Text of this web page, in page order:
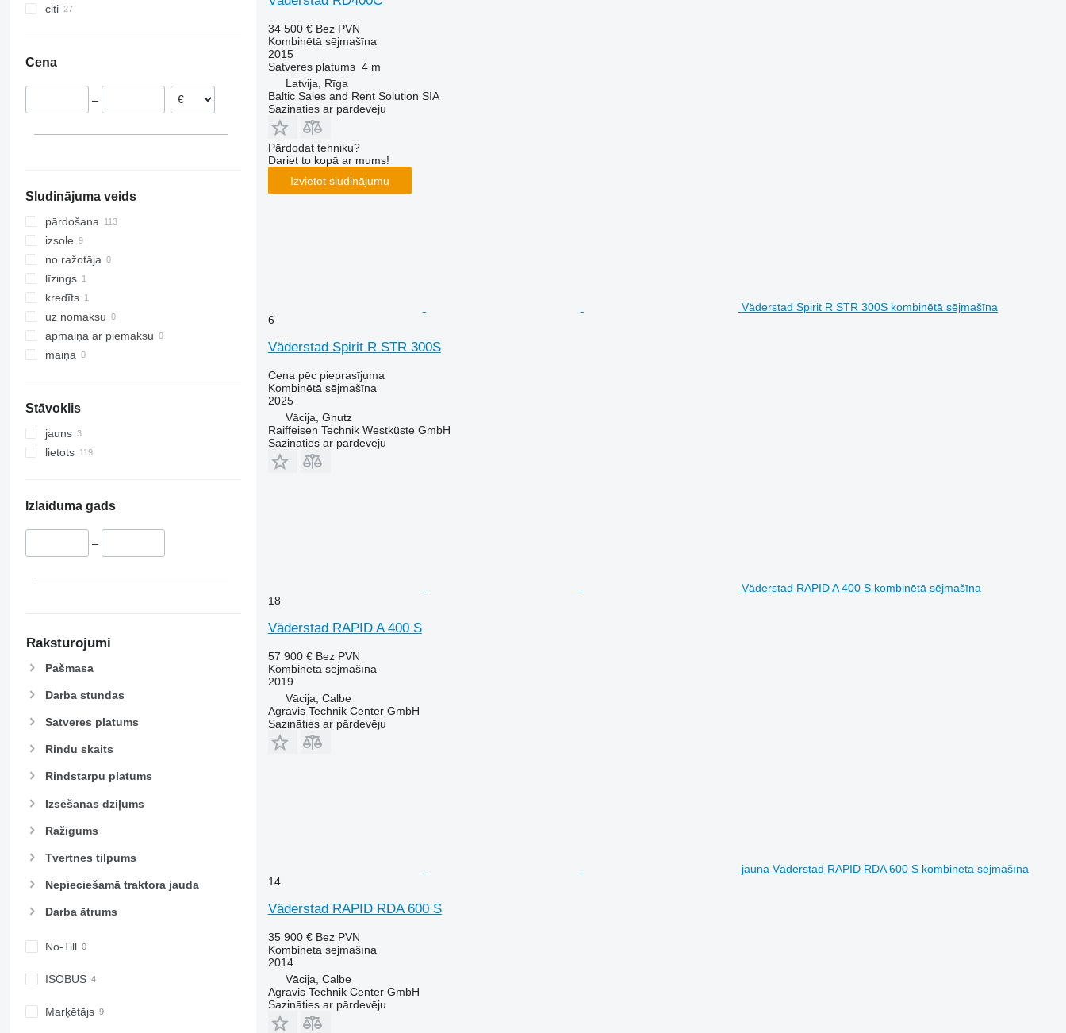
Lielbritānija
Bulgārija
citi
Cena
–
Sludinājuma veids
pārdošana
izsole
no ražotāja
līzings
kredīts
uz nomaksu
apmaiņa ar piemaksu
maiņa
Stāvoklis
jauns
lietots
Izlaiduma gads
–
Raksturojumi
Pašmasa
Darba stundas
Satveres platums
Rindu skaits
Rindstarpu platums
Izsēšanas dziļums
Ražīgums
Tvertnes tilpums
Nepieciešamā traktora jauda
Darba ātrums
No-Till
ISOBUS
Marķētājs
34 500 € Bez PVN
Kombinētā sējmašīna
2015
Satveres platums 4 m
Latvija, Rīga
Baltic Sales and Rent Solution SIA
Sazināties ar pārdevēju
Pārdodat tehniku?
Dariet to kopā ar mums!
Izvietot sludinājumu
Väderstad Spirit R STR 300S kombinētā sējmašīna
6
Väderstad Spirit R STR 300S
Cena pēc pieprasījuma
Kombinētā sējmašīna
2025
Vācija, Gnutz
Raiffeisen Technik Westküste GmbH
Sazināties ar pārdevēju
Väderstad RAPID A 400 S kombinētā sējmašīna
18
Väderstad RAPID A 400 S
57 900 € Bez PVN
Kombinētā sējmašīna
2019
Vācija, Calbe
Agravis Technik Center GmbH
Sazināties ar pārdevēju
jauna Väderstad RAPID RDA 600 S kombinētā sējmašīna
14
Väderstad RAPID RDA 600 S
35 900 € Bez PVN
Kombinētā sējmašīna
2014
Vācija, Calbe
Agravis Technik Center GmbH
Sazināties ar pārdevēju